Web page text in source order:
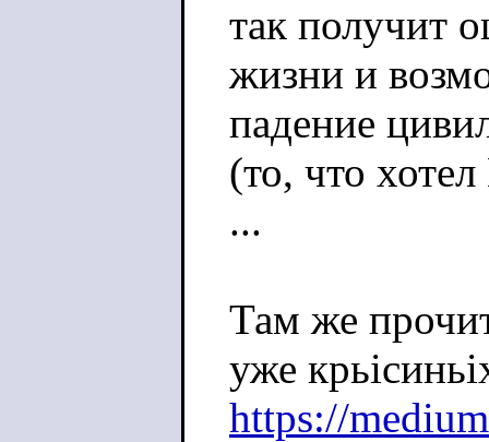
так получит
жизни и
падение
(то, что
...
Там же
уже
https://